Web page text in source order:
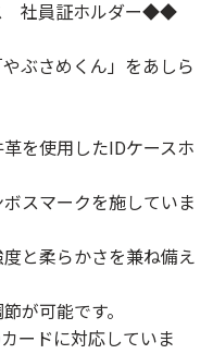
社員証ホルダー◆◆
ぶさめくん」をあしら
を使用したIDケースホ
スマークを施していま
と柔らかさを兼ね備え
が可能です。
ードに対応していま